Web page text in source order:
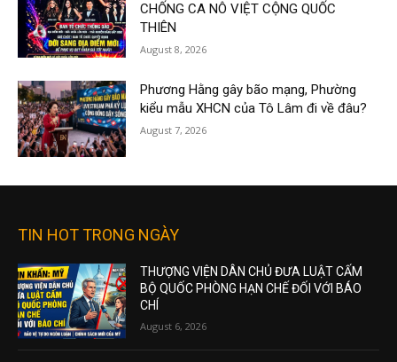
CHỐNG CA NÔ VIỆT CỘNG QUỐC
THIÊN
August 8, 2026
Phương Hằng gây bão mạng, Phường
kiểu mẫu XHCN của Tô Lâm đi về đâu?
August 7, 2026
TIN HOT TRONG NGÀY
THƯỢNG VIỆN DÂN CHỦ ĐƯA LUẬT CẤM
BỘ QUỐC PHÒNG HẠN CHẾ ĐỐI VỚI BÁO
CHÍ
August 6, 2026